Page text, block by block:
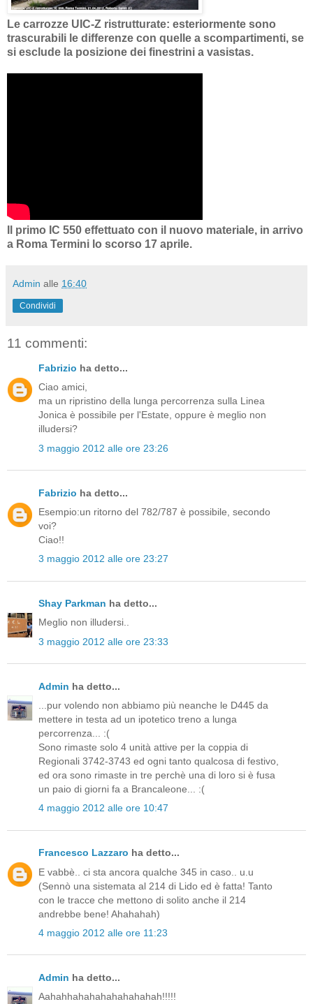
Le carrozze UIC-Z ristrutturate: esteriormente sono
trascurabili le differenze con quelle a scompartimenti, se
si esclude la posizione dei finestrini a vasistas.
Il primo IC 550 effettuato con il nuovo materiale, in arrivo
a Roma Termini lo scorso 17 aprile.
Admin alle 16:40
Condividi
11 commenti:
Fabrizio ha detto...
Ciao amici,
ma un ripristino della lunga percorrenza sulla Linea
Jonica è possibile per l'Estate, oppure è meglio non
illudersi?
3 maggio 2012 alle ore 23:26
Fabrizio ha detto...
Esempio:un ritorno del 782/787 è possibile, secondo
voi?
Ciao!!
3 maggio 2012 alle ore 23:27
Shay Parkman ha detto...
Meglio non illudersi..
3 maggio 2012 alle ore 23:33
Admin ha detto...
...pur volendo non abbiamo più neanche le D445 da
mettere in testa ad un ipotetico treno a lunga
percorrenza... :(
Sono rimaste solo 4 unità attive per la coppia di
Regionali 3742-3743 ed ogni tanto qualcosa di festivo,
ed ora sono rimaste in tre perchè una di loro si è fusa
un paio di giorni fa a Brancaleone... :(
4 maggio 2012 alle ore 10:47
Francesco Lazzaro ha detto...
E vabbè.. ci sta ancora qualche 345 in caso.. u.u
(Sennò una sistemata al 214 di Lido ed è fatta! Tanto
con le tracce che mettono di solito anche il 214
andrebbe bene! Ahahahah)
4 maggio 2012 alle ore 11:23
Admin ha detto...
Aahahhahahahahahahahah!!!!!